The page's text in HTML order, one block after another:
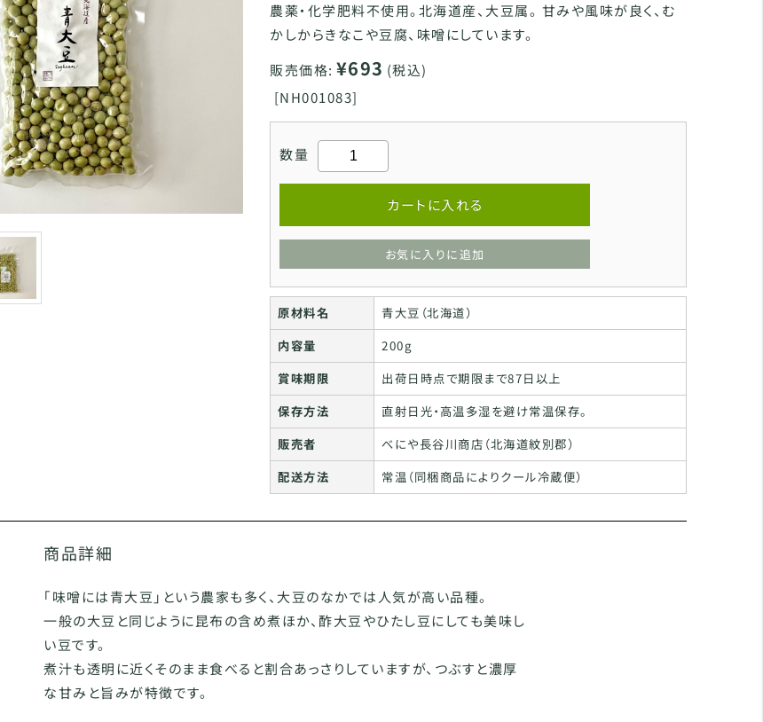
農薬・化学肥料不使用。北海道産、大豆属。 甘みや風味が良く、む
かしからきなこや豆腐、味噌にしています。
販売価格: ¥693 (税込)
[NH001083]
数量
カートに入れる
お気に入りに追加
原材料名
青大豆（北海道）
内容量
200g
賞味期限
出荷日時点で期限まで87日以上
保存方法
直射日光・高温多湿を避け常温保存。
販売者
べにや長谷川商店（北海道紋別郡）
配送方法
常温（同梱商品によりクール冷蔵便）
商品詳細
｢味噌には青大豆｣という農家も多く、大豆のなかでは人気が高い品種。
一般の大豆と同じように昆布の含め煮ほか、酢大豆やひたし豆にしても美味し
い豆です。
煮汁も透明に近くそのまま食べると割合あっさりしていますが、つぶすと濃厚
な甘みと旨みが特徴です。